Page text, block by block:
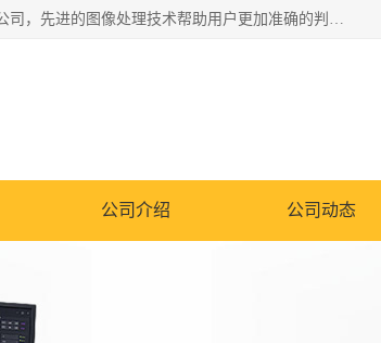
佳信电子是专门从事研发和销售X射线图像处理分析和X射线设备的高端技术公司，先进的图像处理技术帮助用户更加准确的判断图像，为科研和检测提供可靠保证，现有产品包括电力GIS探伤X射线检测系统，电力耐张线夹探伤X射线检测系统，便携式X射线，兽用图像的增强软件工具包，工业和兽用便携式DR，实验室CT，桌面CT等。
公司介绍 公司动态